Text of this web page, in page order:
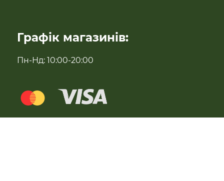
Графік магазинів:
Пн-Нд: 10:00-20:00
Для імунітету